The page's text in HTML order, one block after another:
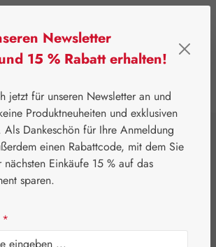
Lifecare
Blütenessenzen
Bush Flowers Essences®
Tropfen
Newsletter
15 % Rabatt erhalten!
jetzt für unseren Newsletter an und
Produktneuheiten und exklusiven
Als Dankeschön für Ihre Anmeldung
einen Rabattcode, mit dem Sie
Einkäufe 15 % auf das
sparen.
*